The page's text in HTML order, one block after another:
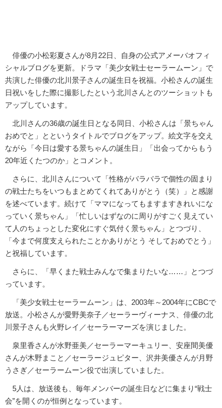
俳優の小松彩夏さんが8月22日、自身の公式アメーバオフィ
シャルブログを更新。ドラマ「美少女戦士セーラームーン」で
共演した俳優の北川景子さんの誕生日を祝福。小松さんの誕生
日祝いをした際に撮影したという北川さんとのツーショットも
アップしています。
北川さんの36歳の誕生日となる同日、小松さんは「景ちゃん
おめでと」とというタイトルでブログをアップ。絵文字を交え
ながら「今日は愛する景ちゃんの誕生日」「出会ってからもう
20年近くたつのか」とコメント。
さらに、北川さんについて「性格がバラバラで個性の固まり
の戦士たちをいつもまとめてくれてありがとう（笑）」と感謝
を述べています。続けて「ママになってもますますきれいにな
っていく景ちゃん」「忙しいはずなのに周りがすごく見えてい
て人のちょっとした変化にすぐ気付く景ちゃん」とつづり、
「今まで何度支えられたことかありがとう そしておめでとう」
と祝福しています。
さらに、「早くまた戦士みんなで集まりたいな……」とつづ
っています。
「美少女戦士セーラームーン」は、2003年～2004年にCBCで
放送。小松さんが愛野美奈子／セーラーヴィーナス、俳優の北
川景子さんも火野レイ／セーラーマーズを演じました。
泉里香さんが水野亜美／セーラーマーキュリー、安座間美優
さんが木野まこと／セーラージュピター、沢井美優さんが月野
うさぎ／セーラームーン役で出演していました。
5人は、放送後も、毎年メンバーの誕生日などに集まり“戦士
会”を開くのが恒例となっています。